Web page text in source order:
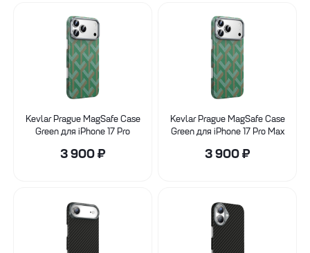
Kevlar Prague MagSafe Case
Green для iPhone 17 Pro
3 900₽
Kevlar Prague MagSafe Case
Green для iPhone 17 Pro Max
3 900₽